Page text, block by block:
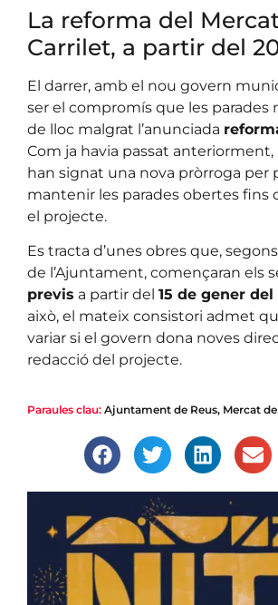
La reforma del
Carrilet, a partir del
El darrer, amb el nou govern
ser el compromís que les parades
de lloc malgrat l’anunciada
Com ja havia passat anteriorment,
han signat una nova pròrroga per
mantenir les parades obertes fins
el projecte.
Es tracta d’unes obres que,
de l’Ajuntament, començaran els
previs a partir del 15 de gener del
això, el mateix consistori admet
variar si el govern dona noves
redacció del projecte.
Paraules clau: Ajuntament de Reus, Mercat